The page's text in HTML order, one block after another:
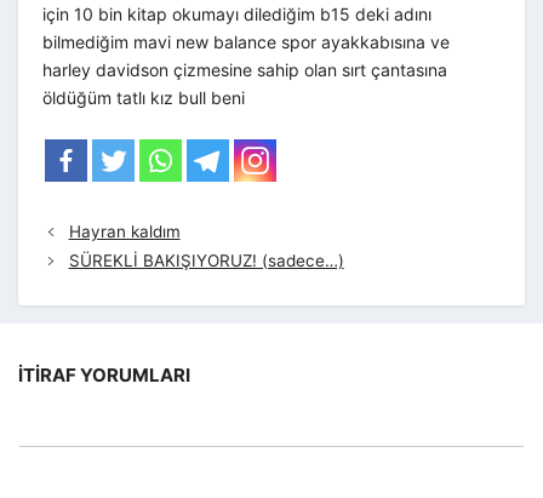
için 10 bin kitap okumayı dilediğim b15 deki adını
bilmediğim mavi new balance spor ayakkabısına ve
harley davidson çizmesine sahip olan sırt çantasına
öldüğüm tatlı kız bull beni
Hayran kaldım
SÜREKLİ BAKIŞIYORUZ! (sadece…)
İTIRAF YORUMLARI